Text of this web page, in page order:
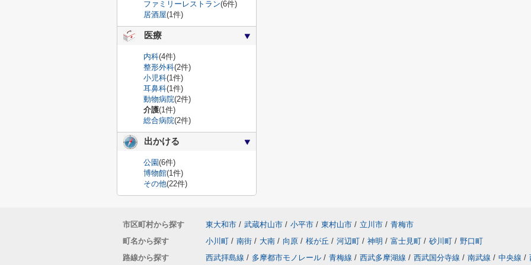
ファミリーレストラン(6件)
居酒屋(1件)
医療
内科(4件)
整形外科(2件)
小児科(1件)
耳鼻科(1件)
動物病院(2件)
介護(1件)
総合病院(2件)
出かける
公園(6件)
博物館(1件)
その他(22件)
市区町村から探す 東大和市 / 武蔵村山市 / 小平市 / 東村山市 / 立川市 / 青梅市
町名から探す
小川町 / 南街 / 大南 / 向原 / 桜が丘 / 河辺町 / 神明 / 富士見町 / 砂川町 / 野口町
路線から探す
西武拝島線 / 多摩都市モノレール / 青梅線 / 西武多摩湖線 / 西武国分寺線 / 南武線 / 中央線 /